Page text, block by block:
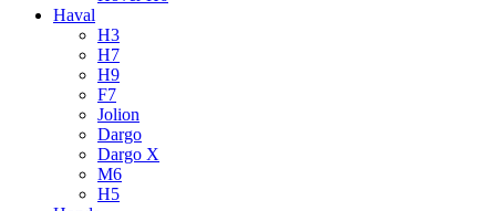
Haval
H3
H7
H9
F7
Jolion
Dargo
Dargo X
M6
H5